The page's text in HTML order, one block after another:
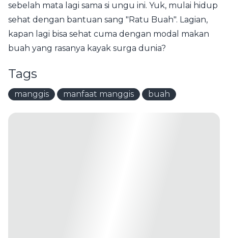
sebelah mata lagi sama si ungu ini. Yuk, mulai hidup
sehat dengan bantuan sang "Ratu Buah". Lagian,
kapan lagi bisa sehat cuma dengan modal makan
buah yang rasanya kayak surga dunia?
Tags
manggis manfaat manggis buah